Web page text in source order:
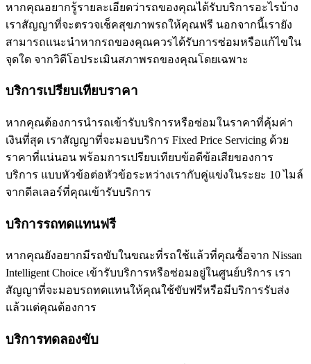
หากคุณอยากรู้รายละเอียดว่ารถของคุณได้รับบริการอะไรบ้าง
เราสัญญาที่จะตรวจเช็คสุขภาพรถให้คุณฟรี นอกจากนี้เรายัง
สามารถแนะนำหากรถของคุณควรได้รับการซ่อมหรือแก้ไขใน
จุดใด จากวิดีโอประเมินสภาพรถของคุณโดยเฉพาะ
บริการเปรียบเทียบราคา
หากคุณต้องการนำรถเข้ารับบริการหรือซ่อมในราคาที่คุ้มค่า
เงินที่สุด เราสัญญาที่จะมอบบริการ Fixed Price Servicing ด้วย
ราคาที่แน่นอน พร้อมการเปรียบเทียบข้อดีข้อเสียของการ
บริการ แบบหัวข้อต่อหัวข้อระหว่างเรากับคู่แข่งในระยะ 10 ไมล์
จากดีลเลอร์ที่คุณเข้ารับบริการ
บริการรถทดแทนฟรี
หากคุณยังอยากมีรถขับในขณะที่รถใช้แล้วที่คุณซื้อจาก Nissan
Intelligent Choice เข้ารับบริการหรือซ่อมอยู่ในศูนย์บริการ เรา
สัญญาที่จะมอบรถทดแทนให้คุณใช้ขับฟรีหรือมีบริการรับส่ง
แล้วแต่คุณต้องการ
บริการทดลองขับ